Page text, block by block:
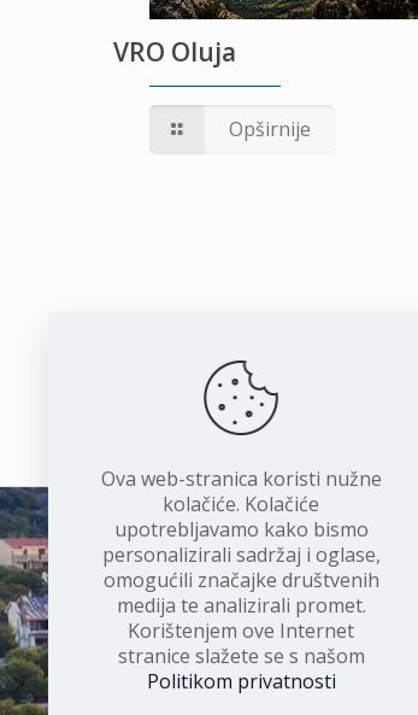
VRO Oluja
Opširnije
Ova web-stranica koristi nužne
kolačiće. Kolačiće
upotrebljavamo kako bismo
personalizirali sadržaj i oglase,
omogućili značajke društvenih
medija te analizirali promet.
Korištenjem ove Internet
stranice slažete se s našom
Politikom privatnosti